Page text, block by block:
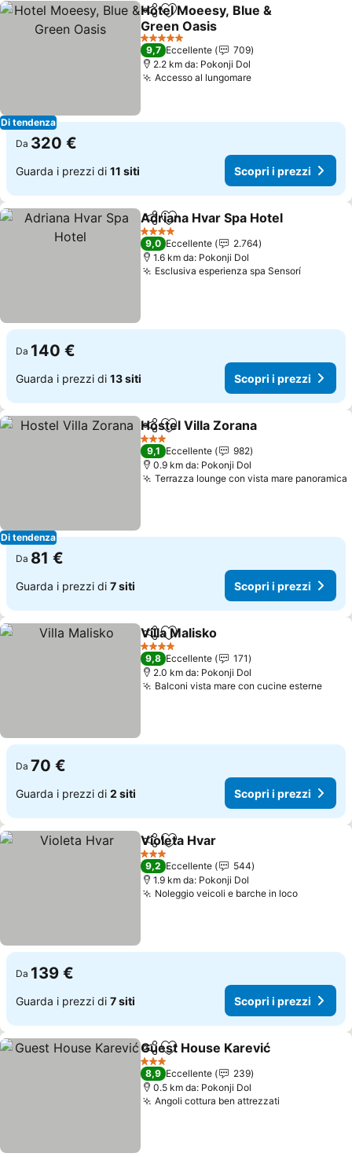
Di tendenza
CondividiAggiungi ai preferiti
Hotel Moeesy, Blue &
Green Oasis
5 Stelle
9,7 Eccellente
709
2.2 km da: Pokonji Dol
Accesso al lungomare
Da 320 €
Guarda i prezzi di 11 siti Scopri i prezzi
CondividiAggiungi ai preferiti
Adriana Hvar Spa Hotel
4 Stelle
9,0 Eccellente
2.764
1.6 km da: Pokonji Dol
Esclusiva esperienza spa Sensorí
Da 140 €
Guarda i prezzi di 13 siti Scopri i prezzi
Di tendenza
CondividiAggiungi ai preferiti
Hostel Villa Zorana
3 Stelle
9,1 Eccellente
982
0.9 km da: Pokonji Dol
Terrazza lounge con vista mare panoramica
Da 81 €
Guarda i prezzi di 7 siti Scopri i prezzi
CondividiAggiungi ai preferiti
Villa Malisko
4 Stelle
9,8 Eccellente
171
2.0 km da: Pokonji Dol
Balconi vista mare con cucine esterne
Da 70 €
Guarda i prezzi di 2 siti Scopri i prezzi
CondividiAggiungi ai preferiti
Violeta Hvar
3 Stelle
9,2 Eccellente
544
1.9 km da: Pokonji Dol
Noleggio veicoli e barche in loco
Da 139 €
Guarda i prezzi di 7 siti Scopri i prezzi
CondividiAggiungi ai preferiti
Guest House Karević
3 Stelle
8,9 Eccellente
239
0.5 km da: Pokonji Dol
Angoli cottura ben attrezzati